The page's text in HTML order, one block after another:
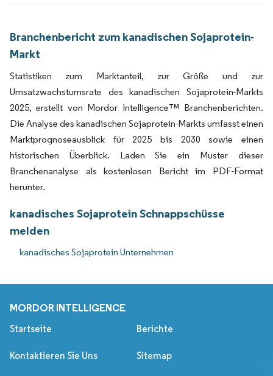
Branchenbericht zum kanadischen Sojaprotein-
Markt
Statistiken zum Marktanteil, zur Größe und zur
Umsatzwachstumsrate des kanadischen Sojaprotein-Markts
2025, erstellt von Mordor Intelligence™ Branchenberichten.
Die Analyse des kanadischen Sojaprotein-Markts umfasst einen
Marktprognoseausblick für 2025 bis 2030 sowie einen
historischen Überblick. Laden Sie ein Muster dieser
Branchenanalyse als kostenlosen Bericht im PDF-Format
herunter.
kanadisches Sojaprotein Schnappschüsse
melden
kanadisches Sojaprotein Unternehmen
MORDOR INTELLIGENCE
Startseite Berichte
Kontaktieren Sie Uns Sitemap